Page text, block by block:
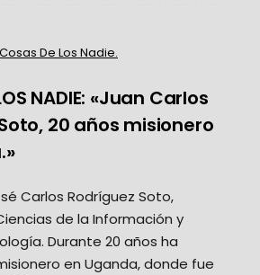
Cosas De Los Nadie.
NADIE: «Juan Carlos
20 años misionero
Carlos Rodríguez Soto,
de la Información y
Durante 20 años ha
en Uganda, donde fue